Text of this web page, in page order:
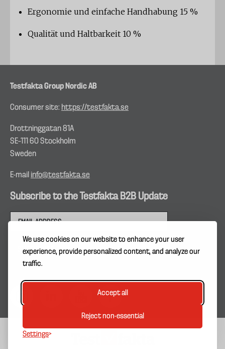
We use cookies on our website to enhance your user
experience, provide personalized content, and analyze our
traffic.
Accept all
Reject non-essential
Settings
Ergonomie und einfache Handhabung 15 %
Qualität und Haltbarkeit 10 %
Testfakta Group Nordic AB
Consumer site: https://testfakta.se
Drottninggatan 81A
SE–111 60 Stockholm
Sweden
E-mail info@testfakta.se
Subscribe to the Testfakta B2B Update